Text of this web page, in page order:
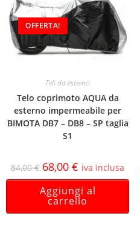
OFFERTA!
Teli da esterno
Telo coprimoto AQUA da
esterno impermeabile per
BIMOTA DB7 – DB8 – SP taglia
S1
84,00€ 68,00 € iva inclusa
Aggiungi al
carrello